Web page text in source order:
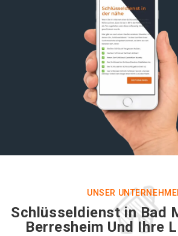
UNSER
Schlüsseldienst in Bad
Berresheim Und Ihre